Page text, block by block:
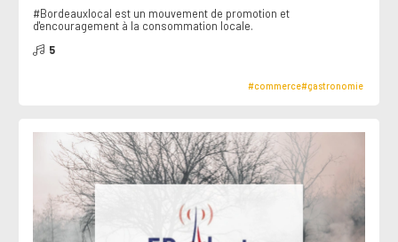
#Bordeauxlocal est un mouvement de promotion et
d'encouragement à la consommation locale.
5
#commerce#gastronomie